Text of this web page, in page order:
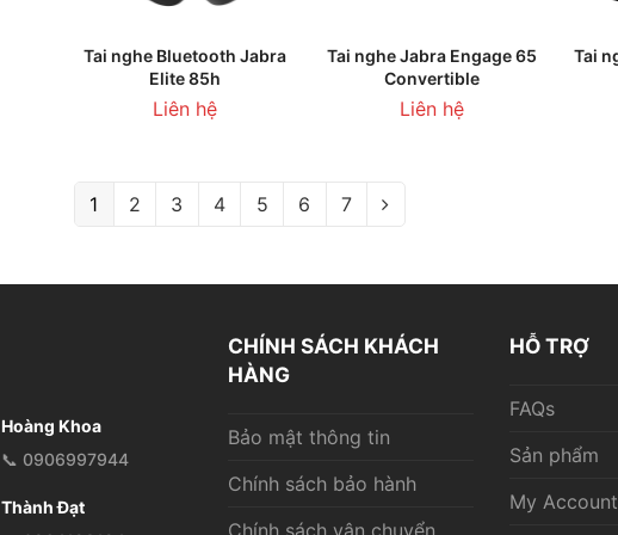
THÊM VÀO GIỎ HÀNG
Tai nghe Bluetooth Jabra
Elite 85h
Liên hệ
THÊM VÀO GIỎ HÀNG
Tai nghe Jabra Engage 65
Convertible
Liên hệ
Tai
1 2 3 4 5 6 7
Hoàng Khoa
📞 0906997944
Thành Đạt
CHÍNH SÁCH KHÁCH
HÀNG
Bảo mật thông tin
Chính sách bảo hành
Chính sách vận chuyển
HỖ TRỢ
FAQs
Sản phẩm
My Account